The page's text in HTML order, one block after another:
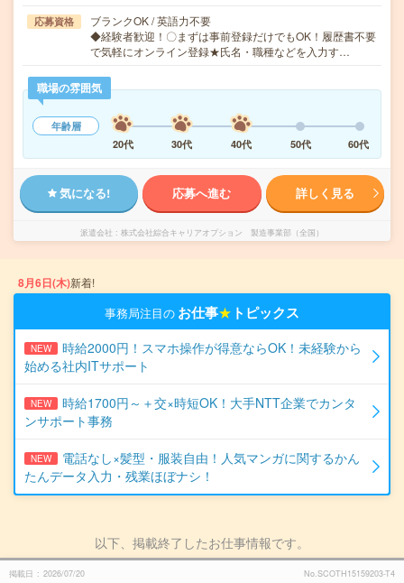
応募資格
ブランクOK / 英語力不要
◆経験者歓迎！〇まずは事前登録だけでもOK！履歴書不要
で気軽にオンライン登録★氏名・職種などを入力す…
職場の雰囲気
年齢層
20代
30代 40代 50代 60代
気になる! 応募へ進む 詳しく見る
派遣会社 株式会社綜合キャリアオプション 製造事業部（全国）
8月6日(木)新着!
事務局注目の お仕事★ トピックス
NEW
時給2000円！スマホ操作が得意ならOK！未経験から
始める社内ITサポート
NEW
時給1700円～＋交×時短OK！大手NTT企業でカンタ
ンサポート事務
NEW
電話なし×髪型・服装自由！人気マンガに関するかん
たんデータ入力・残業ほぼナシ！
以下、掲載終了したお仕事情報です。
掲載日 2026/07/20 No.SCOTH15159203-T4